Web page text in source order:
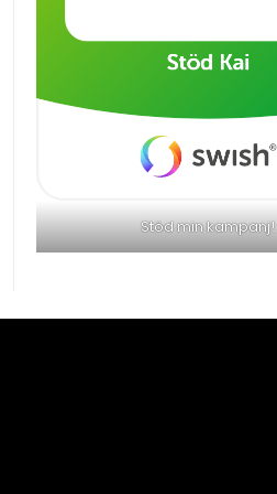
Stöd min kampanj!